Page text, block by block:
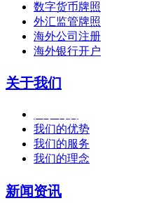
数字货币牌照
外汇监管牌照
海外公司注册
海外银行开户
关于我们
我们的优势
我们的服务
我们的理念
新闻资讯